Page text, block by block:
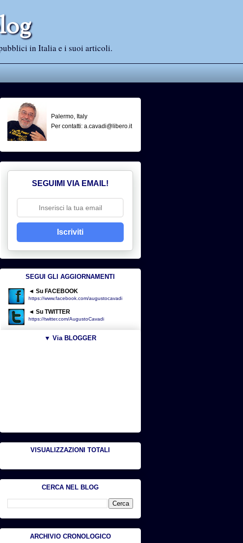
in Italia e i suoi articoli.
Palermo, Italy
Per contatti: a.cavadi@libero.it
SEGUIMI VIA EMAIL!
Iscriviti
SEGUI GLI AGGIORNAMENTI
◄ Su FACEBOOK
https://www.facebook.com/augustocavadi
◄ Su TWITTER
https://twitter.com/AugustoCavadi
▼ Via BLOGGER
VISUALIZZAZIONI TOTALI
CERCA NEL BLOG
ARCHIVIO CRONOLOGICO